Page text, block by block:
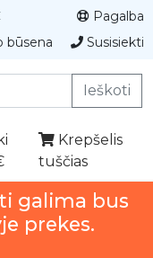
Pagalba
būsena Susisiekti
Ieškoti
Krepšelis
tuščias
galima bus
prekes.